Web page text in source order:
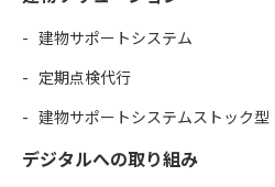
建物サポートシステム
定期点検代行
建物サポートシステムストック型
デジタルへの取り組み